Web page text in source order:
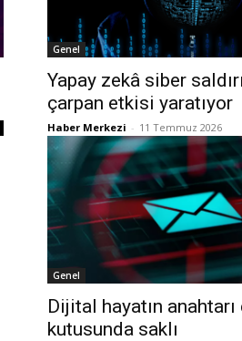
Genel
Yapay zekâ siber
çarpan etkisi yaratıyor
Haber Merkezi - 11 Temmuz 2026
Genel
Dijital hayatın
kutusunda saklı